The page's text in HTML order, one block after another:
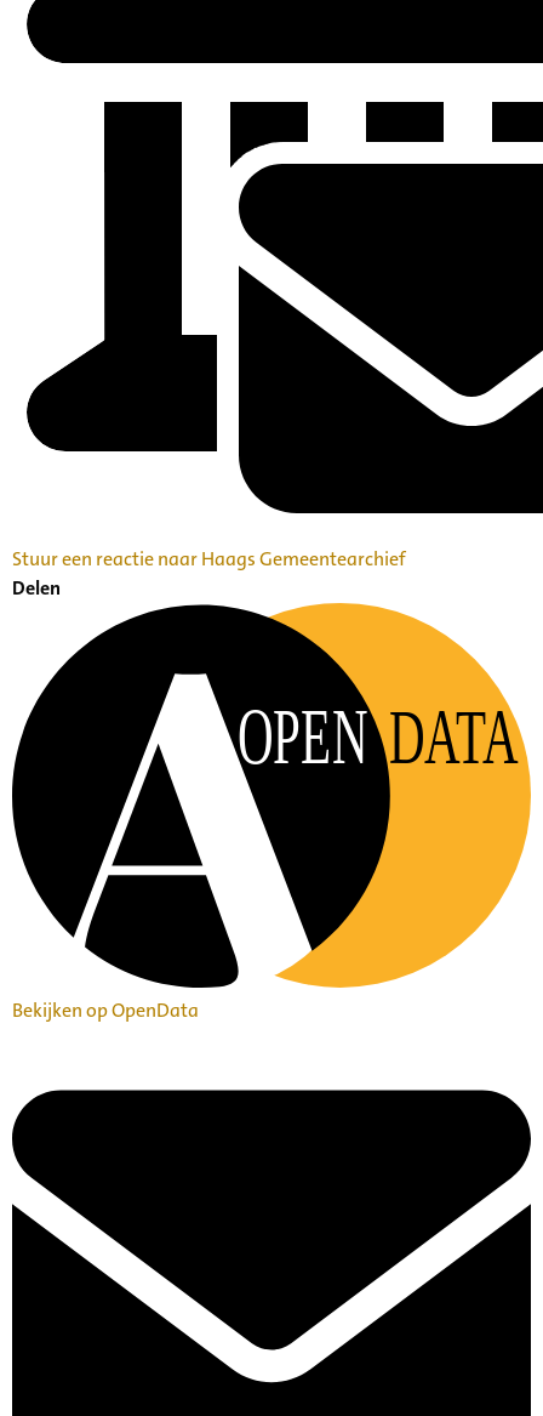
Stuur een reactie naar Haags Gemeentearchief
Delen
OPEN DATA
Bekijken op OpenData